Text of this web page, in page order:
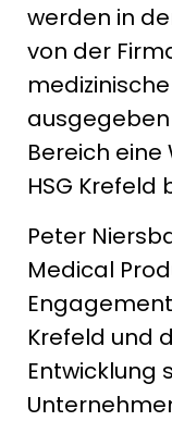
werden in
von der
Bereich
HSG Krefeld
Peter
Medical
Krefeld und
Entwicklung